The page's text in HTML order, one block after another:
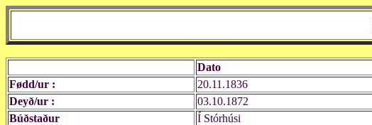
Dato
Fødd/ur :
20.11.1836
Deyð/ur :
03.10.1872
Búðstaður
Í Stórhúsi